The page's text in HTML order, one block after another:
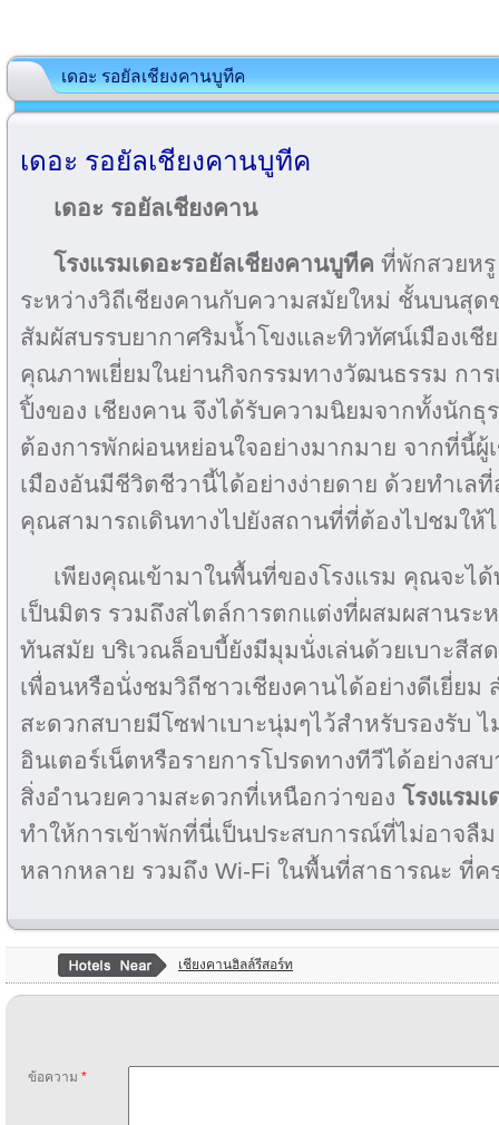
เดอะ รอยัลเชียงคานบูทีค
เดอะ รอยัลเชียงคานบูทีค
เดอะ รอยัลเชียงคาน
โรงแรมเดอะรอยัลเชียงคานบูทีค ที่พักสวยห
ระหว่างวิถีเชียงคานกับความสมัยใหม่ ชั้นบนสุ
สัมผัสบรรบยากาศริมน้ำโขงและทิวทัศน์เมืองเชี
คุณภาพเยี่ยมในย่านกิจกรรมทางวัฒนธรรม กา
ปิ้งของ เชียงคาน จึงได้รับความนิยมจากทั้งนักธุ
ต้องการพักผ่อนหย่อนใจอย่างมากมาย จากที่นี้ผู้
เมืองอันมีชีวิตชีวานี้ได้อย่างง่ายดาย ด้วยทำเล
คุณสามารถเดินทางไปยังสถานที่ที่ต้องไปชมให้ไ
เพียงคุณเข้ามาในพื้นที่ของโรงแรม คุณจะไ
เป็นมิตร รวมถึงสไตล์การตกแต่งที่ผสมผสานระ
ทันสมัย บริเวณล็อบบี้ยังมีมุมนั่งเล่นด้วยเบาะสีส
เพื่อนหรือนั่งชมวิถีชาวเชียงคานได้อย่างดีเยี่ย
สะดวกสบายมีโซฟาเบาะนุ่มๆไว้สำหรับรองรับ
อินเตอร์เน็ตหรือรายการโปรดทางทีวีได้อย่างส
สิ่งอำนวยความสะดวกที่เหนือกว่าของ โรงแรม
ทำให้การเข้าพักที่นี่เป็นประสบการณ์ที่ไม่อาจลืม
หลากหลาย รวมถึง Wi-Fi ในพื้นที่สาธารณะ ที่ค
เชียงคานฮิลล์รีสอร์ท
ข้อความ *